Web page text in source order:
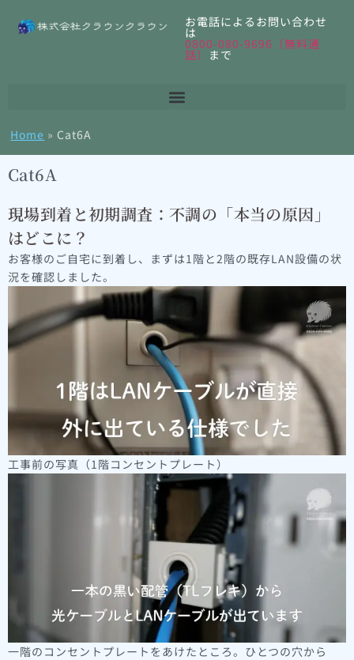
お電話によるお問い合わせ
は
0800-080-9696（無料通
話） まで
Home » Cat6A
Cat6A
現場到着と初期調査：不調の「本当の原因」
はどこに？
お客様のご自宅に到着し、まずは1階と2階の既存LAN設備の状
況を確認しました。
工事前の写真（1階コンセントプレート）
一階のコンセントプレートをあけたところ。ひとつの穴から